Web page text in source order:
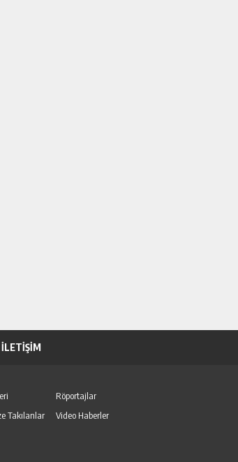
İLETİŞİM
Röportajlar
Takılanlar
Video Haberler